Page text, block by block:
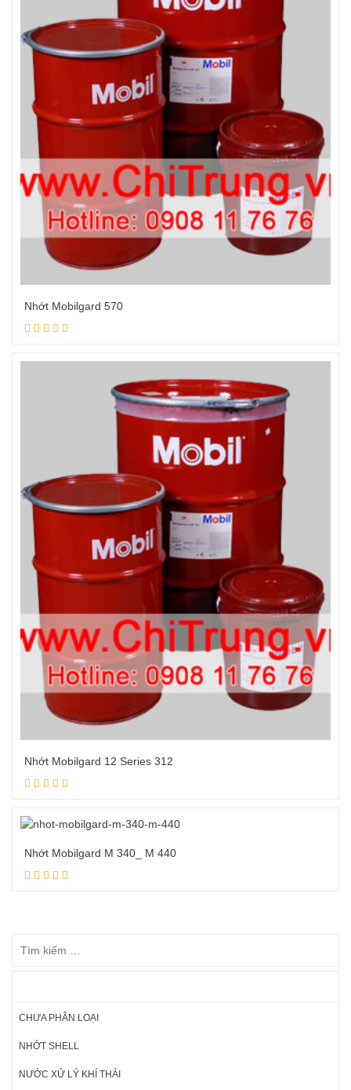
Nhớt Mobilgard 570
Nhớt Mobilgard 12 Series 312
Nhớt Mobilgard M 340_ M 440
CHƯA PHÂN LOẠI
NHỚT SHELL
NƯỚC XỬ LÝ KHÍ THẢI